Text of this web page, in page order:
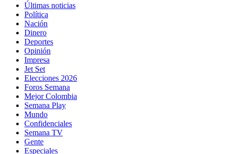
Últimas noticias
Política
Nación
Dinero
Deportes
Opinión
Impresa
Jet Set
Elecciones 2026
Foros Semana
Mejor Colombia
Semana Play
Mundo
Confidenciales
Semana TV
Gente
Especiales